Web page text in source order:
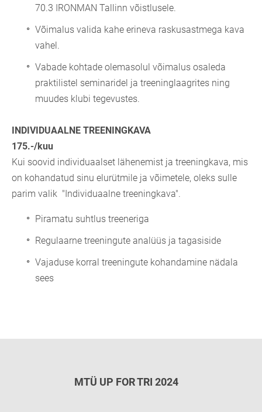
70.3 IRONMAN Tallinn võistlusele.
Võimalus valida kahe erineva raskusastmega kava
vahel.
Vabade kohtade olemasolul võimalus osaleda
praktilistel seminaridel ja treeninglaagrites ning
muudes klubi tegevustes.
INDIVIDUAALNE TREENINGKAVA
175.-/kuu
Kui soovid individuaalset lähenemist ja treeningkava, mis
on kohandatud sinu elurütmile ja võimetele, oleks sulle
parim valik "Individuaalne treeningkava".
Piramatu suhtlus treeneriga
Regulaarne treeningute analüüs ja tagasiside
Vajaduse korral treeningute kohandamine nädala
sees
MTÜ UP FOR TRI 2024